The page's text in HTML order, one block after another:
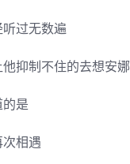
过无数遍
抑制不住的去想安娜
是
相遇